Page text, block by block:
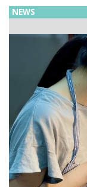
NEWS